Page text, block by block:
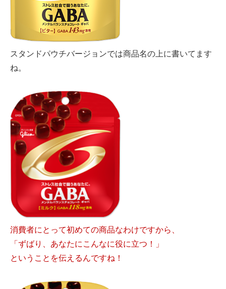
スタンドパウチバージョンでは商品名の上に書いてます
ね。
消費者にとって初めての商品なわけですから、
「ずばり、あなたにこんなに役に立つ！」
ということを伝えるんですね！